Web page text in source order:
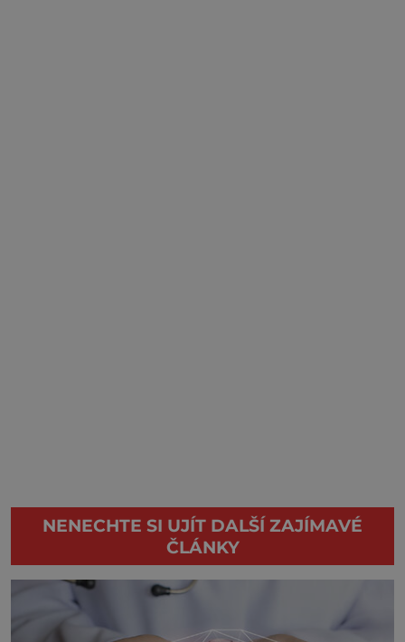
NENECHTE SI UJÍT DALŠÍ ZAJÍMAVÉ
ČLÁNKY